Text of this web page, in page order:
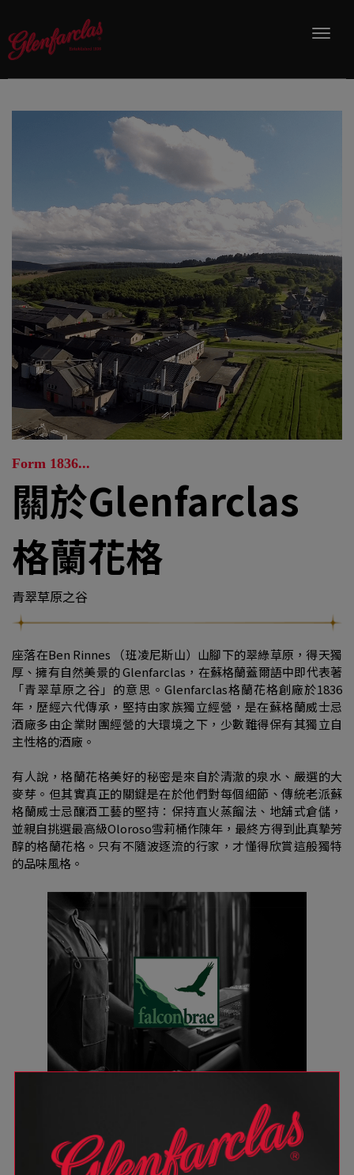
品牌故事
酒款介紹
最新消息
銷售通路
Form 1836...
關於Glenfarclas
格蘭花格
青翠草原之谷
座落在Ben Rinnes （班凌尼斯山）山腳下的翠綠草原，得天獨
厚、擁有自然美景的 Glenfarclas，在蘇格蘭蓋爾語中即代表著
「青翠草原之谷」的意思。Glenfarclas格蘭花格創廠於1836
年，歷經六代傳承，堅持由家族獨立經營，是在蘇格蘭威士忌
酒廠多由企業財團經營的大環境之下，少數難得保有其獨立自
主性格的酒廠。
有人說，格蘭花格美好的秘密是來自於清澈的泉水、嚴選的大
麥芽。但其實真正的關鍵是在於他們對每個細節、傳統老派蘇
格蘭威士忌釀酒工藝的堅持：保持直火蒸餾法、地舖式倉儲，
並親自挑選最高級Oloroso雪莉桶作陳年，最終方得到此真摯芳
醇的格蘭花格。只有不隨波逐流的行家，才懂得欣賞這般獨特
的品味風格。
關於Falconbrae 隼